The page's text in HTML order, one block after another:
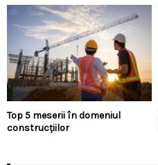
Top 5 meserii în domeniul
construcțiilor